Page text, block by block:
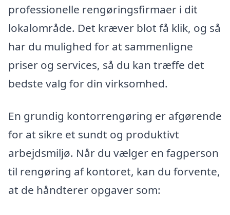
professionelle rengøringsfirmaer i dit
lokalområde. Det kræver blot få klik, og så
har du mulighed for at sammenligne
priser og services, så du kan træffe det
bedste valg for din virksomhed.
En grundig kontorrengøring er afgørende
for at sikre et sundt og produktivt
arbejdsmiljø. Når du vælger en fagperson
til rengøring af kontoret, kan du forvente,
at de håndterer opgaver som: